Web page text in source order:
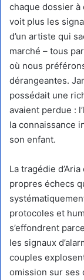
chaque dossier à
voit plus les
d’un artiste qui
marché – tous
où nous
dérangeantes.
possédait une
avaient perdue :
la connaissance
son enfant.
La tragédie
propres échecs
protocoles et
s’effondrent
les signaux
couples
omission sur ses